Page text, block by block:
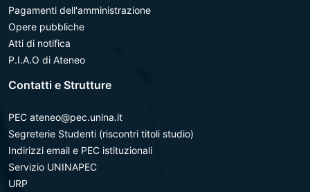
Pagamenti dell'amministrazione
Opere pubbliche
Atti di notifica
P.I.A.O di Ateneo
Contatti e Strutture
PEC ateneo@pec.unina.it
Segreterie Studenti (riscontri titoli studio)
Indirizzi email e PEC istituzionali
Servizio UNINAPEC
URP